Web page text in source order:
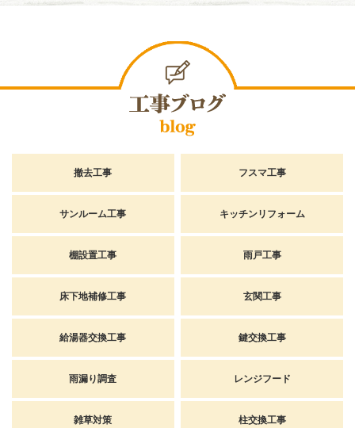
撤去工事 フスマ工事
サンルーム工事 キッチンリフォーム
棚設置工事 雨戸工事
床下地補修工事 玄関工事
給湯器交換工事 鍵交換工事
雨漏り調査 レンジフード
雑草対策 柱交換工事